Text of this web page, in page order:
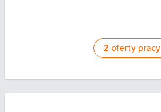
2 oferty pracy